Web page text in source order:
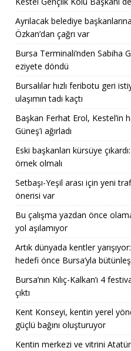
Ayrılacak belediye
Özkan’dan çağrı var
Bursa Terminali’nden Sabiha
eziyete döndü
Bursalılar hızlı feribotu geri
ulaşımın tadı kaçtı
Başkan Ferhat Erol, Kestel’in
Güneş’i ağırladı
Eski başkanları kürsüye
örnek olmalı
Setbaşı-Yeşil arası için yeni
önerisi var
Bu çalışma yazdan önce
yol aşılamıyor
Artık dünyada kentler
hedefi önce Bursa’yla
Bursa’nın Kılıç-Kalkan’ı 4
çıktı
Kent Konseyi, kentin yerel
güçlü bağını oluşturuyor
Kentin merkezi ve vitrini